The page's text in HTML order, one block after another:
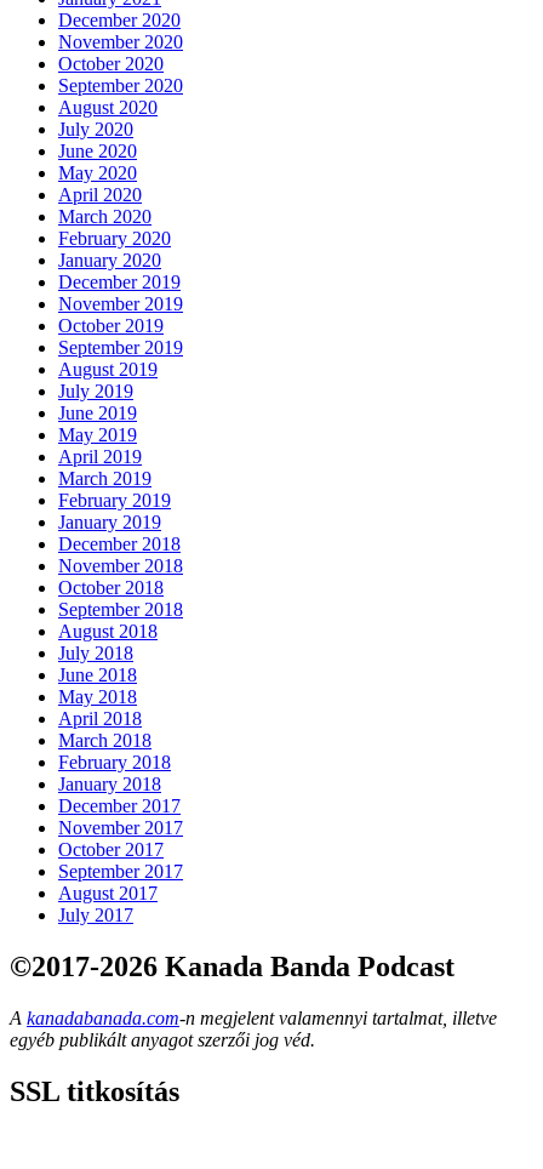
December 2020
November 2020
October 2020
September 2020
August 2020
July 2020
June 2020
May 2020
April 2020
March 2020
February 2020
January 2020
December 2019
November 2019
October 2019
September 2019
August 2019
July 2019
June 2019
May 2019
April 2019
March 2019
February 2019
January 2019
December 2018
November 2018
October 2018
September 2018
August 2018
July 2018
June 2018
May 2018
April 2018
March 2018
February 2018
January 2018
December 2017
November 2017
October 2017
September 2017
August 2017
July 2017
©2017-2026 Kanada Banda Podcast
A kanadabanada.com-n megjelent valamennyi tartalmat, illetve
egyéb publikált anyagot szerzői jog véd.
SSL titkosítás